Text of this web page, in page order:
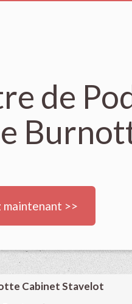
de
maintenant >>
Cabinet Stavelot